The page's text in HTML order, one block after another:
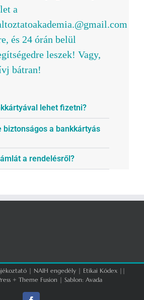
a
és 24 órán belül
leszek! Vagy,
bátran!
lehet fizetni?
biztonságos a bankkártyás
a rendelésről?
| NAIH engedély | Etikai Kódex ||
+ Theme Fusion | Sablon: Avada